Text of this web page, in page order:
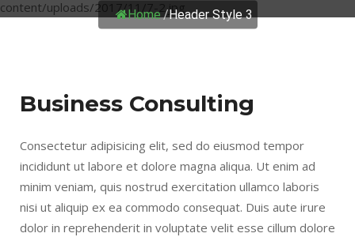
Home/Header Style 3
Business Consulting
Consectetur adipisicing elit, sed do eiusmod tempor
incididunt ut labore et dolore magna aliqua. Ut enim ad
minim veniam, quis nostrud exercitation ullamco laboris
nisi ut aliquip ex ea commodo consequat. Duis aute irure
dolor in reprehenderit in voluptate velit esse cillum dolore